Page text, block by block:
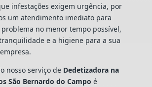
infestações exigem urgência, por
um atendimento imediato para
no menor tempo possível,
e a higiene para a sua
nosso serviço de Dedetizadora na
São Bernardo do Campo é